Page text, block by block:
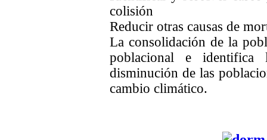
colisión
Reducir otras causas de
La consolidación de la
poblacional e identifica
disminución de las
cambio climático.